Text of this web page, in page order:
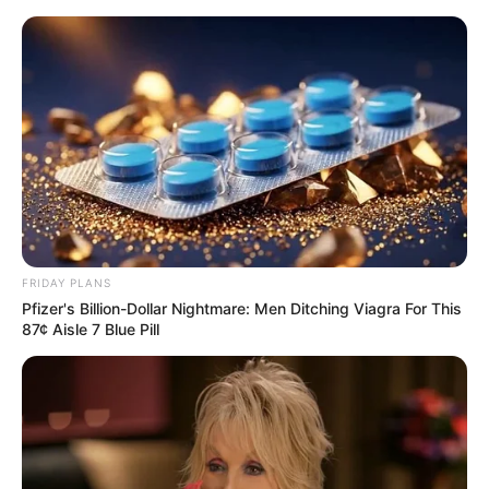
Skip
content
Türkischer
FRIDAY PLANS
Pfizer's Billion-Dollar Nightmare: Men Ditching Viagra For This
87¢ Aisle 7 Blue Pill